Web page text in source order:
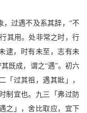
，过遇不及系其辞，“不
其用。处非常之时，行
逮，时有未至，志有未
既成，谓之“遇”。初六
「过其祖，遇其妣」，
制宜也。九三「弗过防
之」，舍比取应，宜下